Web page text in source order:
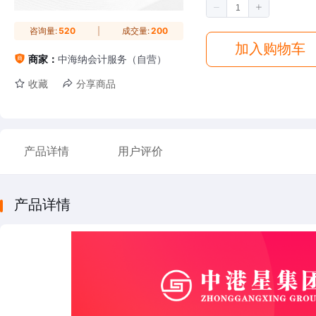
咨询量: 520 成交量:200
商家： 中海纳会计服务（自营）
收藏 分享商品
加入购物车
产品详情 用户评价
产品详情